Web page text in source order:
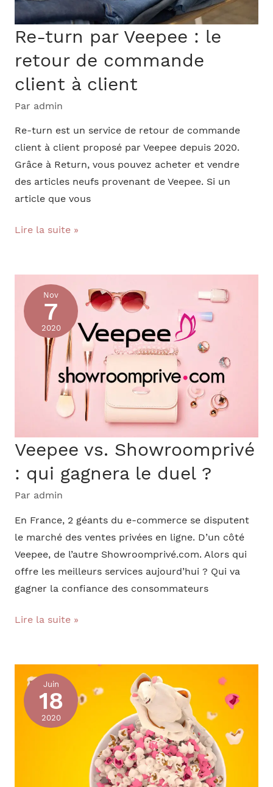
Re-turn par Veepee : le
retour de commande
client à client
Par admin
Re-turn est un service de retour de commande
client à client proposé par Veepee depuis 2020.
Grâce à Return, vous pouvez acheter et vendre
des articles neufs provenant de Veepee. Si un
article que vous
Re-
retour
commande
Lire la suite »
Nov
7
2020
Veepee vs. Showroomprivé
: qui gagnera le duel ?
Par admin
En France, 2 géants du e-commerce se disputent
le marché des ventes privées en ligne. D’un côté
Veepee, de l’autre Showroomprivé.com. Alors qui
offre les meilleurs services aujourd’hui ? Qui va
gagner la confiance des consommateurs
Veepee
qui
gagnera
Lire la suite »
Juin
18
2020